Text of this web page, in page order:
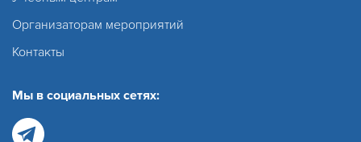
Организаторам мероприятий
Контакты
Мы в социальных сетях: